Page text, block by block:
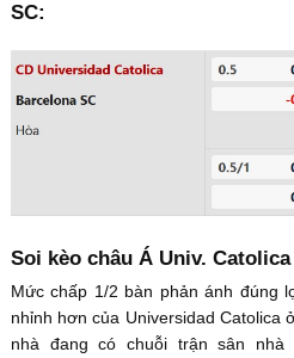
SC:
Soi kèo châu Á Univ.
Mức chấp 1/2 bàn phản ánh đúng
nhỉnh hơn của Universidad Catolica
nhà đang có chuỗi trận sân